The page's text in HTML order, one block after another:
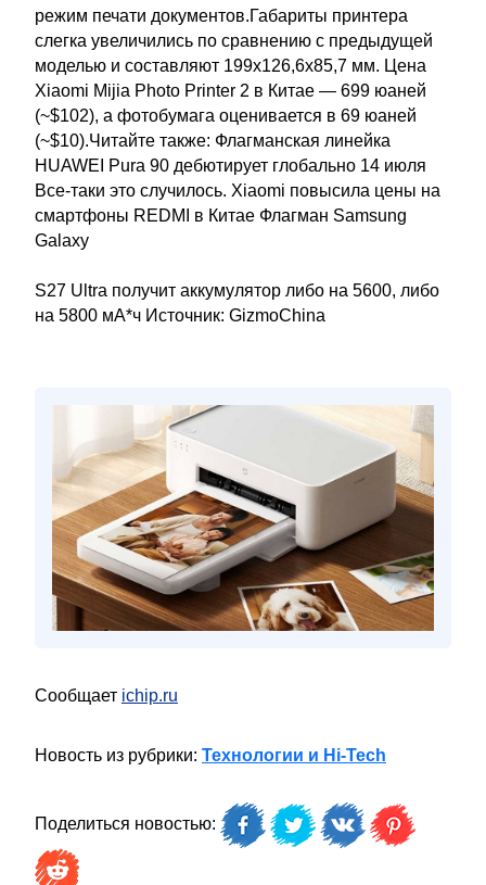
режим печати документов.Габариты принтера
слегка увеличились по сравнению с предыдущей
моделью и составляют 199х126,6х85,7 мм. Цена
Xiaomi Mijia Photo Printer 2 в Китае — 699 юаней
(~$102), а фотобумага оценивается в 69 юаней
(~$10).Читайте также: Флагманская линейка
HUAWEI Pura 90 дебютирует глобально 14 июля
Все-таки это случилось. Xiaomi повысила цены на
смартфоны REDMI в Китае Флагман Samsung
Galaxy
S27 Ultra получит аккумулятор либо на 5600, либо
на 5800 мА*ч Источник: GizmoChina
Сообщает ichip.ru
Новость из рубрики: Технологии и Hi-Tech
Поделиться новостью: